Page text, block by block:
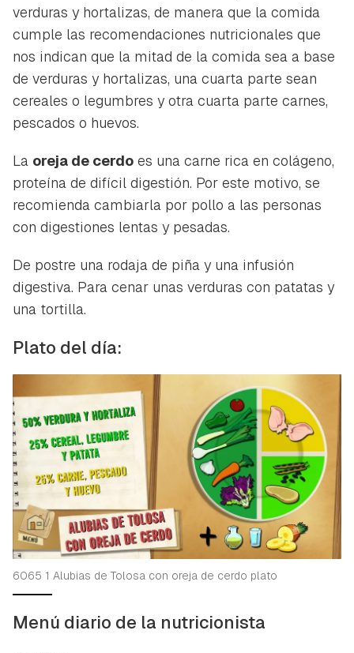
verduras y hortalizas, de manera que la comida
cumple las recomendaciones nutricionales que
nos indican que la mitad de la comida sea a base
de verduras y hortalizas, una cuarta parte sean
cereales o legumbres y otra cuarta parte carnes,
pescados o huevos.
La oreja de cerdo es una carne rica en colágeno,
proteína de difícil digestión. Por este motivo, se
recomienda cambiarla por pollo a las personas
con digestiones lentas y pesadas.
De postre una rodaja de piña y una infusión
digestiva. Para cenar unas verduras con patatas y
una tortilla.
Plato del día:
6065 1 Alubias de Tolosa con oreja de cerdo plato
Menú diario de la nutricionista